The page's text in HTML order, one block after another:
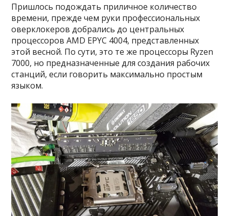
Пришлось подождать приличное количество
времени, прежде чем руки профессиональных
оверклокеров добрались до центральных
процессоров AMD EPYC 4004, представленных
этой весной. По сути, это те же процессоры Ryzen
7000, но предназначенные для создания рабочих
станций, если говорить максимально простым
языком.